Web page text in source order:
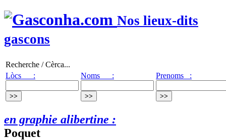
Nos lieux-dits
gascons
Recherche / Cèrca...
Lòcs :
Noms : Prenoms :
en graphie alibertine :
Poquet